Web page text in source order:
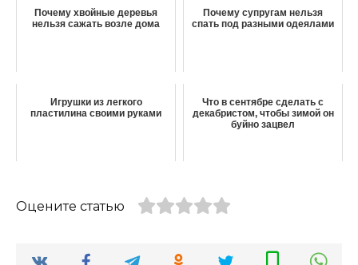
Почему хвойные деревья
нельзя сажать возле дома
Почему супругам нельзя
спать под разными одеялами
Игрушки из легкого
пластилина своими руками
Что в сентябре сделать с
декабристом, чтобы зимой он
буйно зацвел
Оцените статью